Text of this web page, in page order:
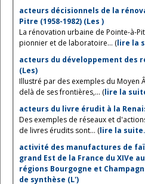
acteurs décisionnels de la
Pitre (1958-1982) (Les )
La rénovation urbaine de Pointe-à-
pionnier et de laboratoire... (lire la
acteurs du développement des
(Les)
Illustré par des exemples du Moyen
delà de ses frontières,... (lire la
acteurs du livre érudit à la
Des exemples de réseaux et
de livres érudits sont... (lire la
activité des manufactures de
grand Est de la France du XIVe
régions Bourgogne et
de synthèse (L')